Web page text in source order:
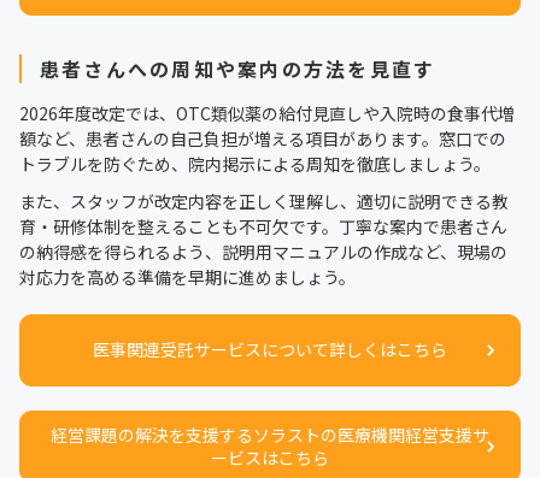
患者さんへの周知や案内の方法を見直す
2026年度改定では、OTC類似薬の給付見直しや入院時の食事代増
額など、患者さんの自己負担が増える項目があります。窓口での
トラブルを防ぐため、院内掲示による周知を徹底しましょう。
また、スタッフが改定内容を正しく理解し、適切に説明できる教
育・研修体制を整えることも不可欠です。丁寧な案内で患者さん
の納得感を得られるよう、説明用マニュアルの作成など、現場の
対応力を高める準備を早期に進めましょう。
医事関連受託サービスについて詳しくはこちら
経営課題の解決を支援するソラストの医療機関経営支援サ
ービスはこちら